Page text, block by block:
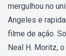
mergulhou no
Angeles e
filme de ação.
Neal H. Moritz,